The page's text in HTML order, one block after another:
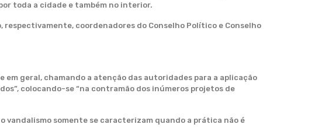
toda a cidade e também no interior.
coordenadores do Conselho Político e Conselho
em geral, chamando a atenção das autoridades para a aplicação
colocando-se “na contramão dos inúmeros projetos de
vandalismo somente se caracterizam quando a prática não é